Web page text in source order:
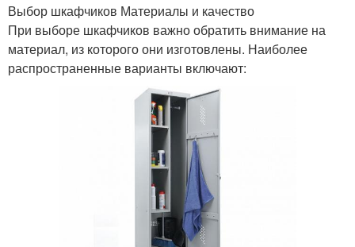
Выбор шкафчиков Материалы и качество
При выборе шкафчиков важно обратить внимание на
материал, из которого они изготовлены. Наиболее
распространенные варианты включают: